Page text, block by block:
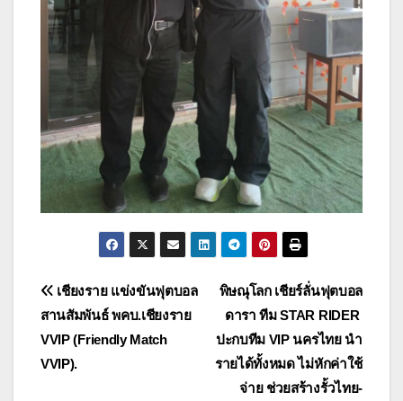
แนะแนว
เรื่อง
พิษณุโลก เชียร์ลั่นฟุตบอล
ดารา ทีม STAR RIDER
ปะกบทีม VIP นครไทย นำ
รายได้ทั้งหมด ไม่หักค่าใช้
จ่าย ช่วยสร้างรั้วไทย-
เชียงราย แข่งขันฟุตบอล
สานสัมพันธ์ พคบ.เชียงราย
VVIP (Friendly Match
VVIP).